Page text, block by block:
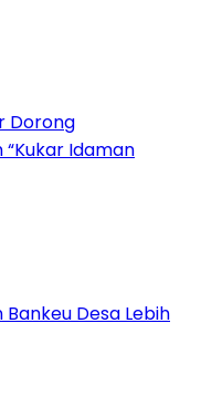
Dorong
Idaman
Desa Lebih